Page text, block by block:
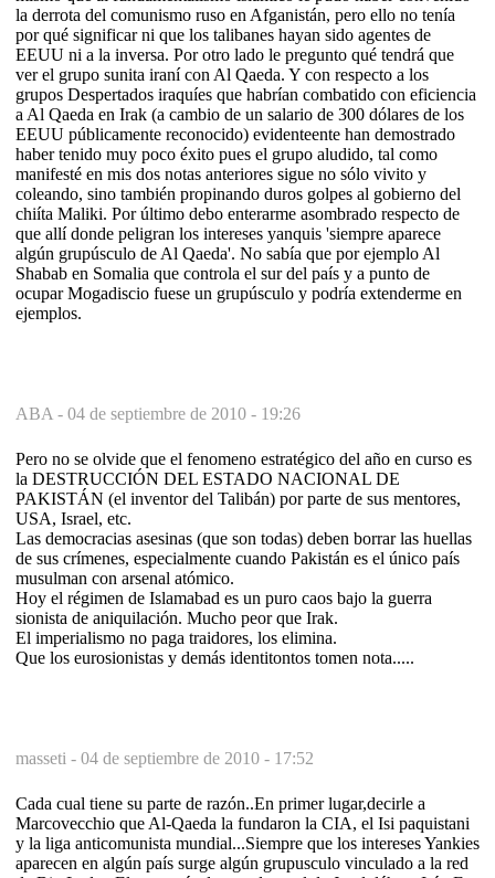
la derrota del comunismo ruso en Afganistán, pero ello no tenía
por qué significar ni que los talibanes hayan sido agentes de
EEUU ni a la inversa. Por otro lado le pregunto qué tendrá que
ver el grupo sunita iraní con Al Qaeda. Y con respecto a los
grupos Despertados iraquíes que habrían combatido con eficiencia
a Al Qaeda en Irak (a cambio de un salario de 300 dólares de los
EEUU públicamente reconocido) evidenteente han demostrado
haber tenido muy poco éxito pues el grupo aludido, tal como
manifesté en mis dos notas anteriores sigue no sólo vivito y
coleando, sino también propinando duros golpes al gobierno del
chiíta Maliki. Por último debo enterarme asombrado respecto de
que allí donde peligran los intereses yanquis 'siempre aparece
algún grupúsculo de Al Qaeda'. No sabía que por ejemplo Al
Shabab en Somalia que controla el sur del país y a punto de
ocupar Mogadiscio fuese un grupúsculo y podría extenderme en
ejemplos.
ABA - 04 de septiembre de 2010 - 19:26
Pero no se olvide que el fenomeno estratégico del año en curso es
la DESTRUCCIÓN DEL ESTADO NACIONAL DE
PAKISTÁN (el inventor del Talibán) por parte de sus mentores,
USA, Israel, etc.
Las democracias asesinas (que son todas) deben borrar las huellas
de sus crímenes, especialmente cuando Pakistán es el único país
musulman con arsenal atómico.
Hoy el régimen de Islamabad es un puro caos bajo la guerra
sionista de aniquilación. Mucho peor que Irak.
El imperialismo no paga traidores, los elimina.
Que los eurosionistas y demás identitontos tomen nota.....
masseti - 04 de septiembre de 2010 - 17:52
Cada cual tiene su parte de razón..En primer lugar,decirle a
Marcovecchio que Al-Qaeda la fundaron la CIA, el Isi paquistani
y la liga anticomunista mundial...Siempre que los intereses Yankies
aparecen en algún país surge algún grupusculo vinculado a la red